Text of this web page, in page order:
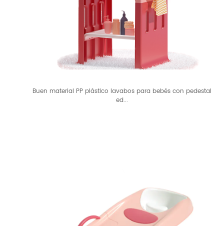
Buen material PP plástico lavabos para bebés con pedestal
ed...